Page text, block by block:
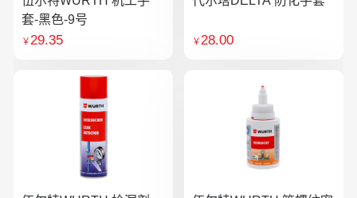
套-黑色-9号
￥29.35 ￥28.00